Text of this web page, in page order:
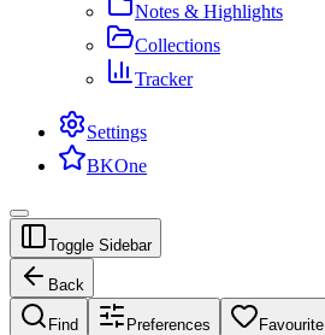
Notes & Highlights
Collections
Tracker
Settings
BKOne
Toggle Sidebar
Back
Find Preferences Favourite